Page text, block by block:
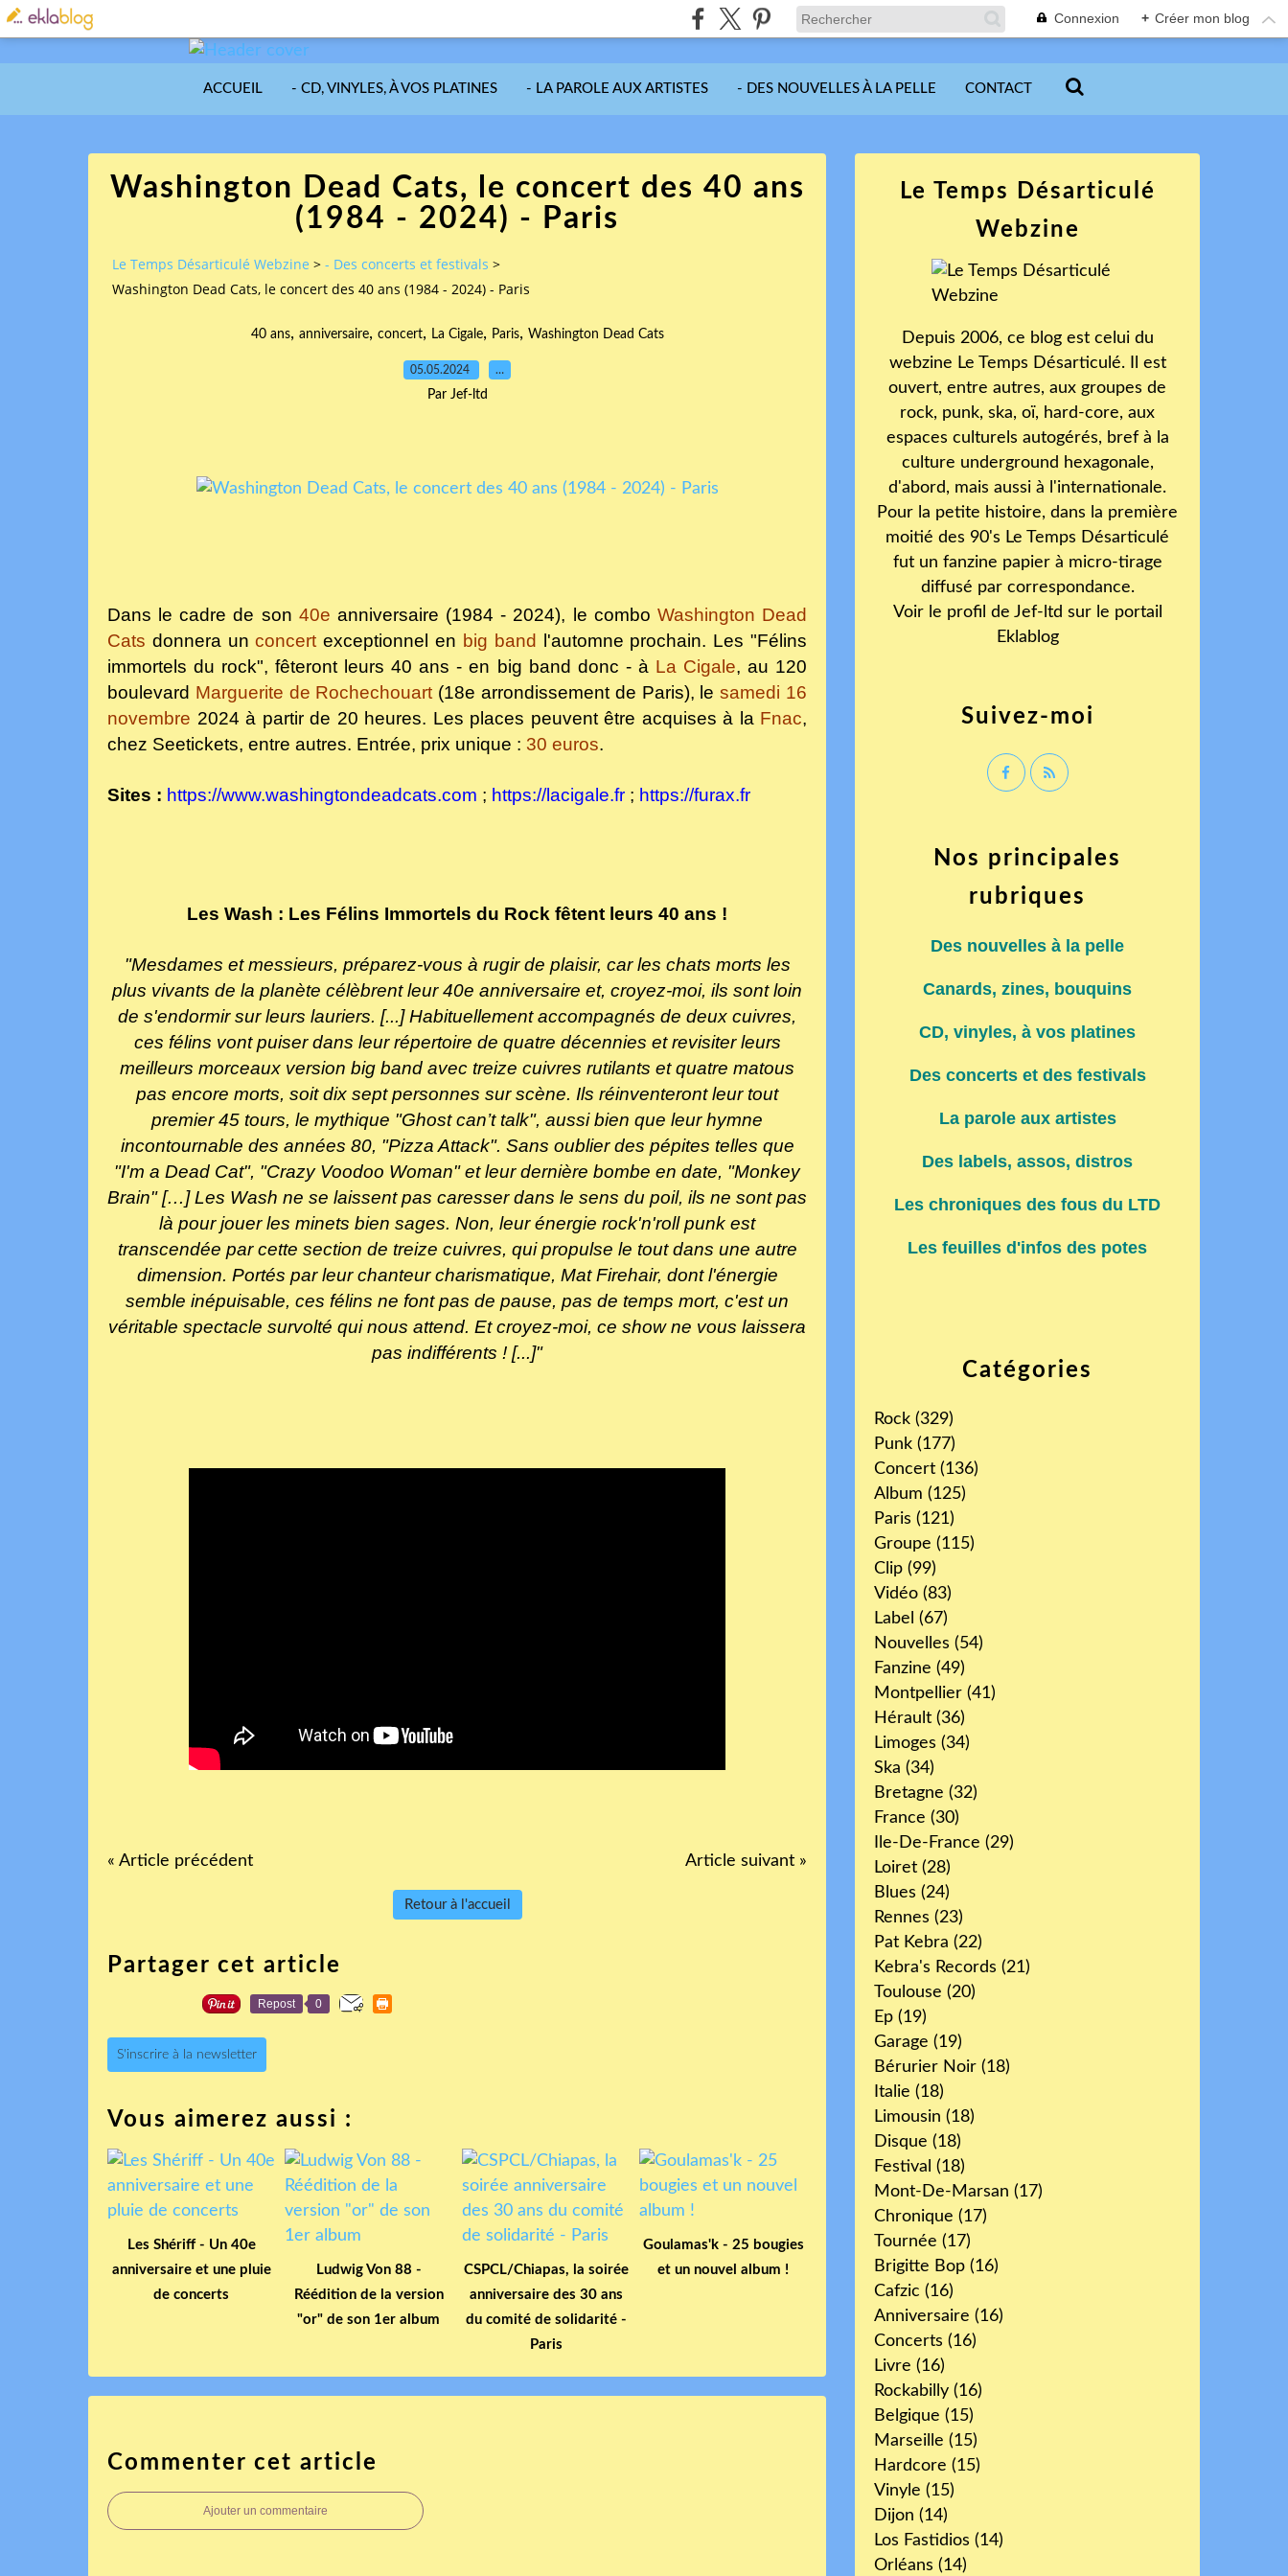
Connexion + Créer mon blog
ACCUEIL - CD, VINYLES, À VOS PLATINES - LA PAROLE AUX ARTISTES - DES NOUVELLES À LA PELLE CONTACT
Washington Dead Cats, le concert des 40 ans
(1984 - 2024) - Paris
Le Temps Désarticulé Webzine > - Des concerts et festivals >
Washington Dead Cats, le concert des 40 ans (1984 - 2024) - Paris
40 ans, anniversaire, concert, La Cigale, Paris, Washington Dead Cats
05.05.2024 …
Par Jef-ltd
Dans le cadre de son 40e anniversaire (1984 - 2024), le combo Washington Dead
Cats donnera un concert exceptionnel en big band l'automne prochain. Les "Félins
immortels du rock", fêteront leurs 40 ans - en big band donc - à La Cigale, au 120
boulevard Marguerite de Rochechouart (18e arrondissement de Paris), lesamedi 16
novembre 2024 à partir de 20 heures. Les places peuvent être acquises à la Fnac,
chez Seetickets, entre autres. Entrée, prix unique : 30 euros.
Sites : https://www.washingtondeadcats.com ; https://lacigale.fr ; https://furax.fr
Les Wash : Les Félins Immortels du Rock fêtent leurs 40 ans !
"Mesdames et messieurs, préparez-vous à rugir de plaisir, car les chats morts les
plus vivants de la planète célèbrent leur 40e anniversaire et, croyez-moi, ils sont loin
de s'endormir sur leurs lauriers. [...] Habituellement accompagnés de deux cuivres,
ces félins vont puiser dans leur répertoire de quatre décennies et revisiter leurs
meilleurs morceaux version big band avec treize cuivres rutilants et quatre matous
pas encore morts, soit dix sept personnes sur scène. Ils réinventeront leur tout
premier 45 tours, le mythique "Ghost can’t talk", aussi bien que leur hymne
incontournable des années 80, "Pizza Attack". Sans oublier des pépites telles que
"I'm a Dead Cat", "Crazy Voodoo Woman" et leur dernière bombe en date, "Monkey
Brain" […] Les Wash ne se laissent pas caresser dans le sens du poil, ils ne sont pas
là pour jouer les minets bien sages. Non, leur énergie rock'n'roll punk est
transcendée par cette section de treize cuivres, qui propulse le tout dans une autre
dimension. Portés par leur chanteur charismatique, Mat Firehair, dont l'énergie
semble inépuisable, ces félins ne font pas de pause, pas de temps mort, c'est un
véritable spectacle survolté qui nous attend. Et croyez-moi, ce show ne vous laissera
pas indifférents ! [...]"
« Article précédent Article suivant »
Retour à l'accueil
Partager cet article
Repost 0
S'inscrire à la newsletter
Vous aimerez aussi :
Les Shériff - Un 40e
anniversaire et une pluie
de concerts
Ludwig Von 88 -
Réédition de la version
"or" de son 1er album
CSPCL/Chiapas, la soirée
anniversaire des 30 ans
du comité de solidarité -
Paris
Goulamas'k - 25 bougies
et un nouvel album !
Commenter cet article
Ajouter un commentaire
Catégories
Rock (329)
Punk (177)
Concert (136)
Album (125)
Paris (121)
Groupe (115)
Clip (99)
Vidéo (83)
Label (67)
Nouvelles (54)
Fanzine (49)
Montpellier (41)
Hérault (36)
Limoges (34)
Ska (34)
Bretagne (32)
France (30)
Ile-De-France (29)
Loiret (28)
Blues (24)
Rennes (23)
Pat Kebra (22)
Kebra's Records (21)
Toulouse (20)
Ep (19)
Garage (19)
Bérurier Noir (18)
Italie (18)
Limousin (18)
Disque (18)
Festival (18)
Mont-De-Marsan (17)
Chronique (17)
Tournée (17)
Brigitte Bop (16)
Cafzic (16)
Anniversaire (16)
Concerts (16)
Livre (16)
Rockabilly (16)
Belgique (15)
Marseille (15)
Hardcore (15)
Vinyle (15)
Dijon (14)
Los Fastidios (14)
Orléans (14)
Le Temps Désarticulé
Webzine
Depuis 2006, ce blog est celui du
webzine Le Temps Désarticulé. Il est
ouvert, entre autres, aux groupes de
rock, punk, ska, oï, hard-core, aux
espaces culturels autogérés, bref à la
culture underground hexagonale,
d'abord, mais aussi à l'internationale.
Pour la petite histoire, dans la première
moitié des 90's Le Temps Désarticulé
fut un fanzine papier à micro-tirage
diffusé par correspondance.
Voir le profil de Jef-ltd sur le portail
Eklablog
Suivez-moi
Nos principales
rubriques
Des nouvelles à la pelle
Canards, zines, bouquins
CD, vinyles, à vos platines
Des concerts et des festivals
La parole aux artistes
Des labels, assos, distros
Les chroniques des fous du LTD
Les feuilles d'infos des potes